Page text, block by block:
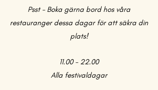
Psst - Boka gärna bord hos våra
restauranger dessa dagar för att säkra din
plats!
11.00 - 22.00
Alla festivaldagar